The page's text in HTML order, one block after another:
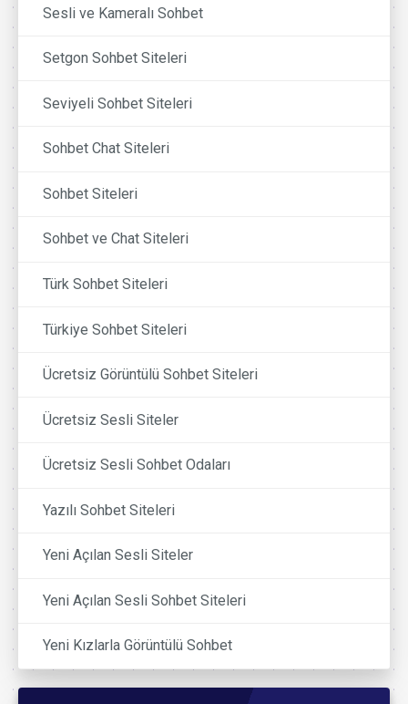
Sesli ve Kameralı Sohbet
Setgon Sohbet Siteleri
Seviyeli Sohbet Siteleri
Sohbet Chat Siteleri
Sohbet Siteleri
Sohbet ve Chat Siteleri
Türk Sohbet Siteleri
Türkiye Sohbet Siteleri
Ücretsiz Görüntülü Sohbet Siteleri
Ücretsiz Sesli Siteler
Ücretsiz Sesli Sohbet Odaları
Yazılı Sohbet Siteleri
Yeni Açılan Sesli Siteler
Yeni Açılan Sesli Sohbet Siteleri
Yeni Kızlarla Görüntülü Sohbet